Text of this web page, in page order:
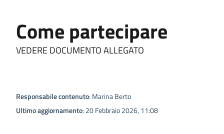
Come partecipare
VEDERE DOCUMENTO ALLEGATO
Responsabile contenuto: Marina Berto
Ultimo aggiornamento: 20 Febbraio 2026, 11:08